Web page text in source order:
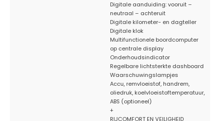
Digitale aanduiding: vooruit –
neutraal – achteruit
Digitale kilometer- en dagteller
Digitale klok
Multifunctionele boordcomputer
op centrale display
Onderhoudsindicator
Regelbare lichtsterkte dashboard
Waarschuwingslampjes
Accu, remvloeistof, handrem,
oliedruk, koelvloeistoftemperatuur,
ABS (optioneel)
+
RIJCOMFORT EN VEILIGHEID